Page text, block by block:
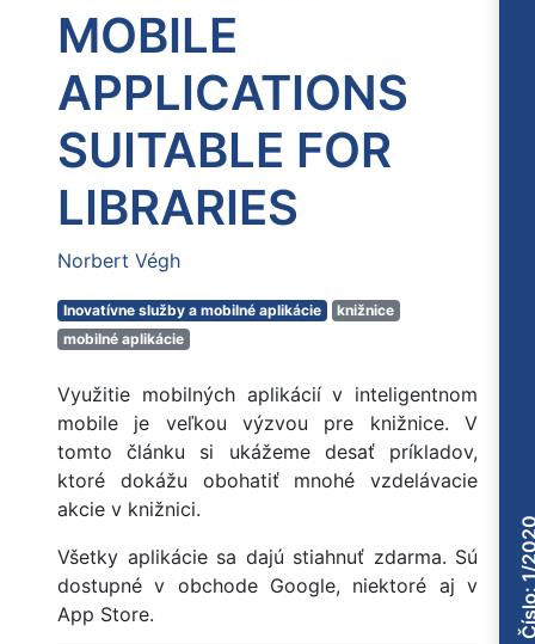
MOBILE
APPLICATIONS
SUITABLE FOR
LIBRARIES
Norbert Végh
Inovatívne služby a mobilné aplikácie
knižnice
mobilné aplikácie
Využitie mobilných aplikácií v inteligentnom
mobile je veľkou výzvou pre knižnice. V
tomto článku si ukážeme desať príkladov,
ktoré dokážu obohatiť mnohé vzdelávacie
akcie v knižnici.
Všetky aplikácie sa dajú stiahnuť zdarma. Sú
dostupné v obchode Google, niektoré aj v
App Store.